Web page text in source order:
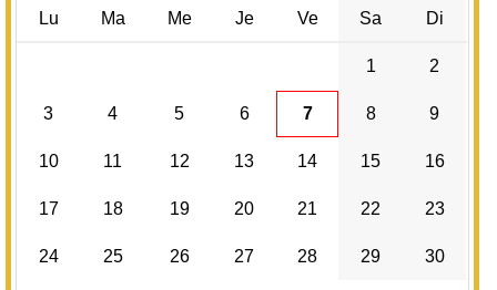
Lu Ma Me Je Ve Sa Di
1 2
3 4 5 6 7 8 9
10 11 12 13 14 15 16
17 18 19 20 21 22 23
24 25 26 27 28 29 30